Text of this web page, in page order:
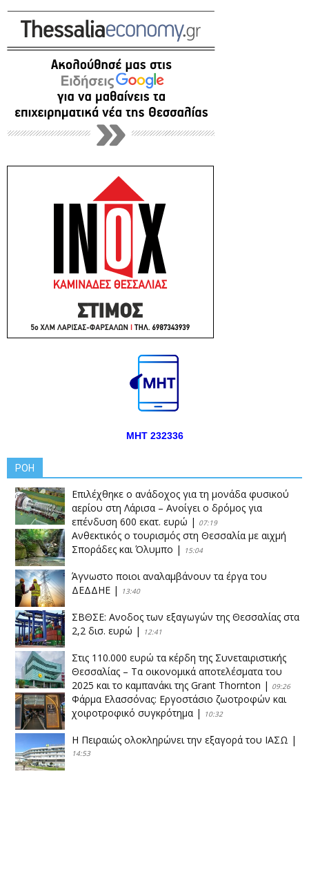
ΜΗΤ 232336
ΡΟΗ
Επιλέχθηκε ο ανάδοχος για τη μονάδα φυσικού
αερίου στη Λάρισα – Ανοίγει ο δρόμος για
επένδυση 600 εκατ. ευρώ | 07:19
Ανθεκτικός ο τουρισμός στη Θεσσαλία με αιχμή
Σποράδες και Όλυμπο | 15:04
Άγνωστο ποιοι αναλαμβάνουν τα έργα του
ΔΕΔΔΗΕ | 13:40
ΣΒΘΣΕ: Aνοδος των εξαγωγών της Θεσσαλίας στα
2,2 δισ. ευρώ | 12:41
Στις 110.000 ευρώ τα κέρδη της Συνεταιριστικής
Θεσσαλίας – Τα οικονομικά αποτελέσματα του
2025 και το καμπανάκι της Grant Thornton | 09:26
Φάρμα Ελασσόνας: Εργοστάσιο ζωοτροφών και
χοιροτροφικό συγκρότημα | 10:32
Η Πειραιώς ολοκληρώνει την εξαγορά του ΙΑΣΩ |
14:53